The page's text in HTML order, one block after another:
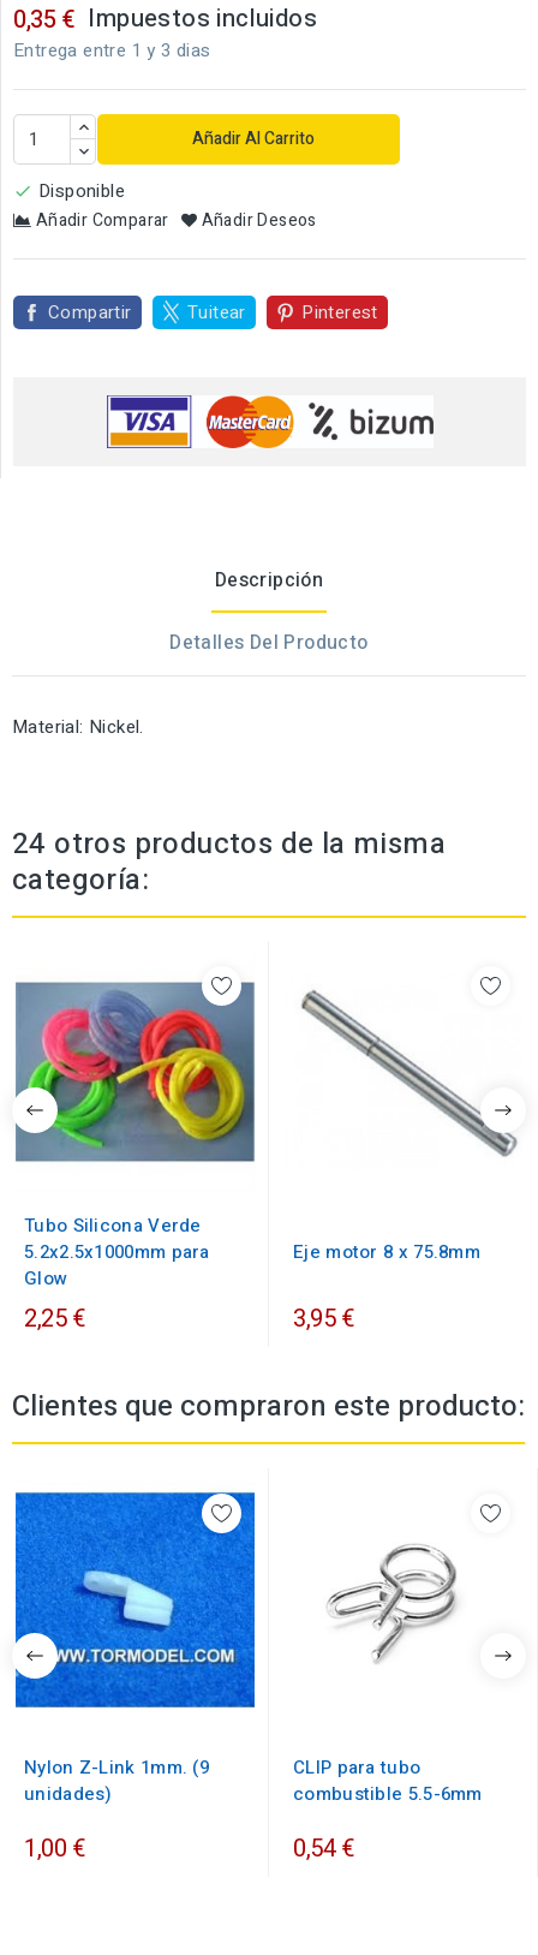
0,35 € Impuestos incluidos
Entrega entre 1 y 3 dias
Añadir Al Carrito
 Disponible
Añadir Comparar Añadir Deseos
Compartir Tuitear Pinterest
Descripción
Detalles Del Producto
Material: Nickel.
24 otros productos de la misma
categoría:
Tubo Silicona Verde
5.2x2.5x1000mm para
Glow
2,25 €
Eje motor 8 x 75.8mm
3,95 €
Clientes que compraron este producto:
Nylon Z-Link 1mm. (9
unidades)
1,00 €
CLIP para tubo
combustible 5.5-6mm
0,54 €